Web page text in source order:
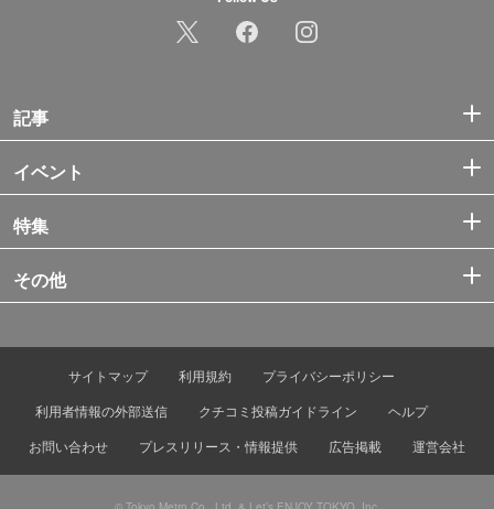
記事
イベント
特集
その他
サイトマップ 利用規約
プライバシーポリシー
利用者情報の外部送信
クチコミ投稿ガイドライン
ヘルプ
お問い合わせ
プレスリリース・情報提供 広告掲載 運営会社